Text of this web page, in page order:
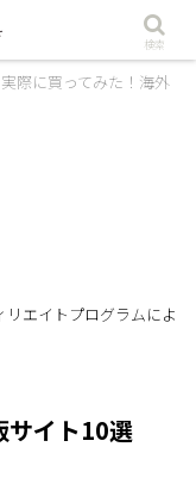
実際に買ってみた！海外
リエイトプログラムによ
サイト10選
検索